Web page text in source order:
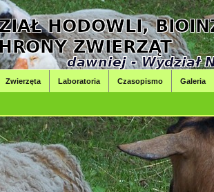
Zwierząt
Zwierzęta Laboratoria Czasopismo Galeria